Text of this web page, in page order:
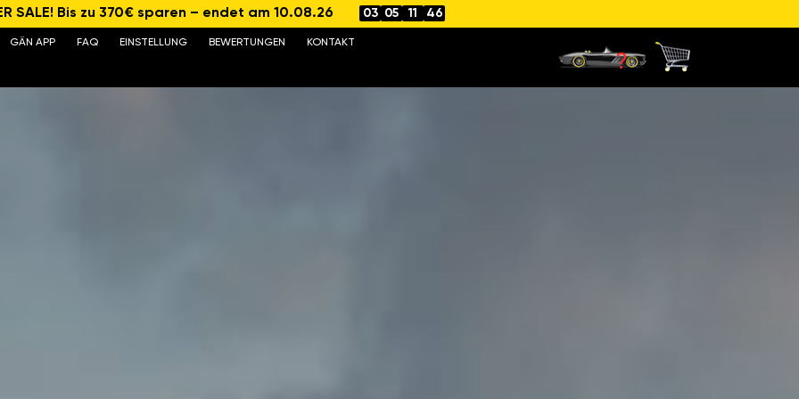
SALE! Bis zu 370€ sparen – endet am 10.08.26 03 05 11 44
GÄN APP FAQ EINSTELLUNG BEWERTUNGEN
KONTAKT